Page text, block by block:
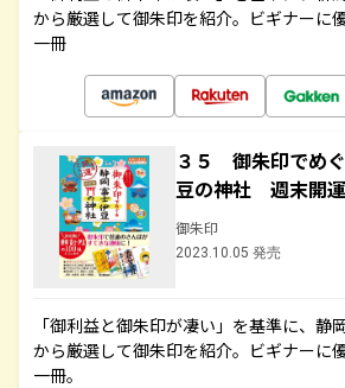
から厳選して御朱印を紹介。ビギナーに
一冊
３５ 御朱印でめ
豆の神社 週末開
御朱印
2023.10.05 発売
「御利益と御朱印が凄い」を基準に、静
から厳選して御朱印を紹介。ビギナーに
一冊。